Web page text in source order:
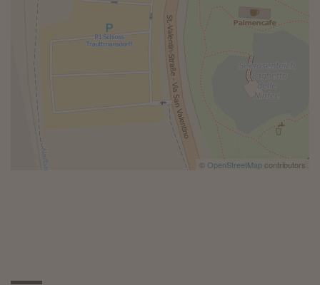
© OpenStreetMapcontributors